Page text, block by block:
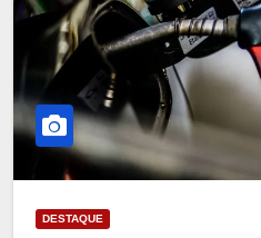
DESTAQUE